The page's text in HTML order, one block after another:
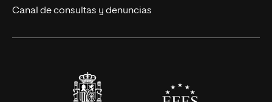
Eventos
Canal de consultas y denuncias